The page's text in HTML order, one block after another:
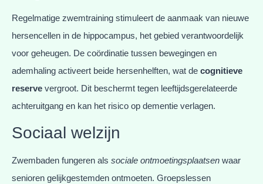
Regelmatige zwemtraining stimuleert de aanmaak van nieuwe
hersencellen in de hippocampus, het gebied verantwoordelijk
voor geheugen. De coördinatie tussen bewegingen en
ademhaling activeert beide hersenhelften, wat de cognitieve
reserve vergroot. Dit beschermt tegen leeftijdsgerelateerde
achteruitgang en kan het risico op dementie verlagen.
Sociaal welzijn
Zwembaden fungeren als sociale ontmoetingsplaatsen waar
senioren gelijkgestemden ontmoeten. Groepslessen